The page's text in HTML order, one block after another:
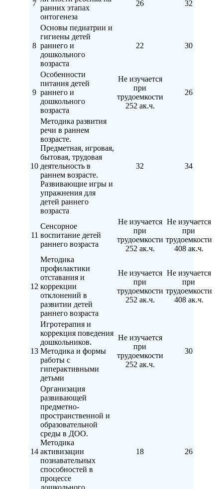
7
ранних этапах
онтогенеза
26 32
8
Основы педиатрии и
гигиены детей
раннего и
дошкольного
возраста
22 30
9
Особенности
питания детей
раннего и
дошкольного
возраста
Не изучается
при
трудоемкости
252 ак.ч.
26
10
Методика развития
речи в раннем
возрасте.
Предметная, игровая,
бытовая, трудовая
деятельность в
раннем возрасте.
Развивающие игры и
упражнения для
детей раннего
возраста
32 34
11
Сенсорное
воспитание детей
раннего возраста
Не изучается
при
трудоемкости
252 ак.ч.
Не изучается
при
трудоемкости
408 ак.ч.
12
Методика
профилактики
отставания и
коррекции
отклонений в
развитии детей
раннего возраста
Не изучается
при
трудоемкости
252 ак.ч.
Не изучается
при
трудоемкости
408 ак.ч.
13
Игротерапия и
коррекция поведения
дошкольников.
Методика и формы
работы с
гиперактивными
детьми
Не изучается
при
трудоемкости
252 ак.ч.
30
14
Организация
развивающей
предметно-
пространственной и
образовательной
среды в ДОО.
Методика
активизации
познавательных
способностей в
процессе
18 26